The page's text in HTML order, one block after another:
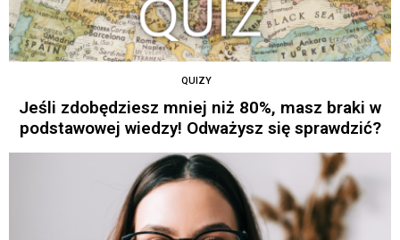
QUIZY
Jeśli zdobędziesz mniej niż 80%, masz braki w
podstawowej wiedzy! Odważysz się sprawdzić?